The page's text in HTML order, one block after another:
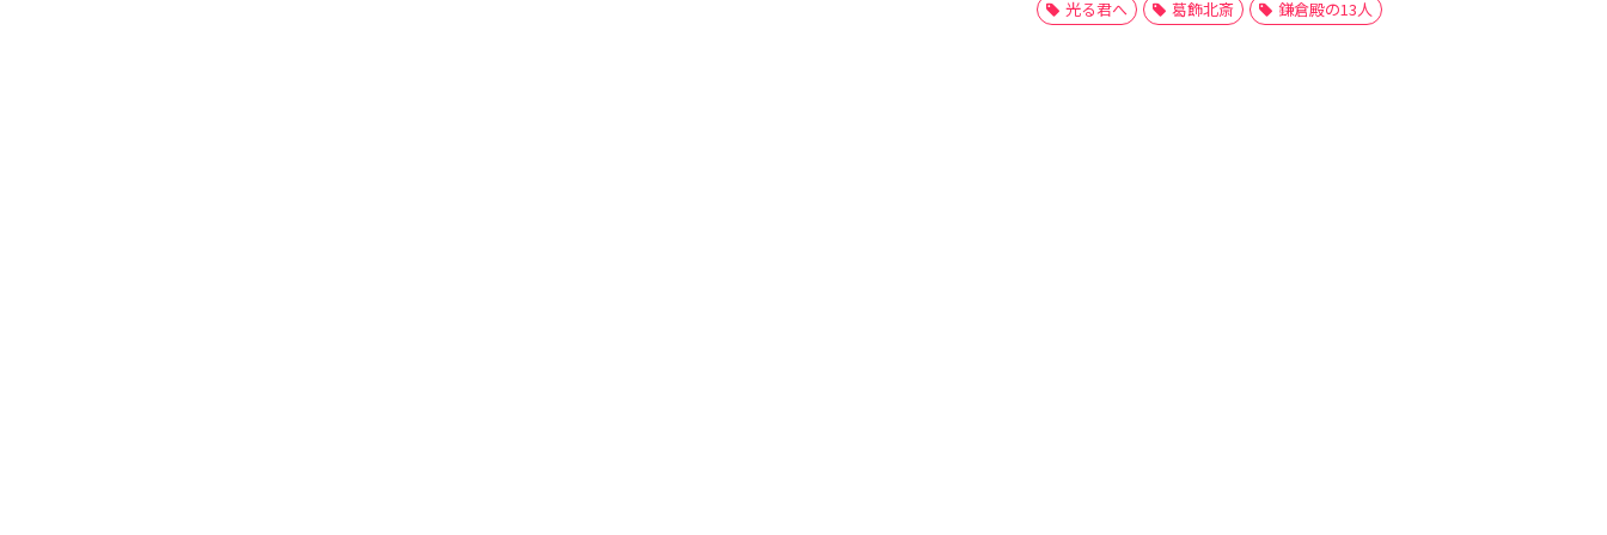
光る君へ 葛飾北斎 鎌倉殿の13人